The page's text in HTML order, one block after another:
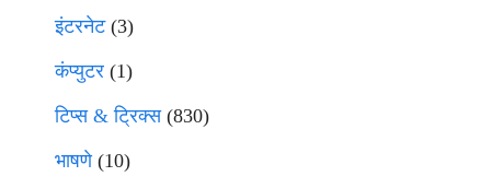
इंटरनेट(3)
कंप्युटर (1)
टिप्स & ट्रिक्स(830)
भाषणे(10)